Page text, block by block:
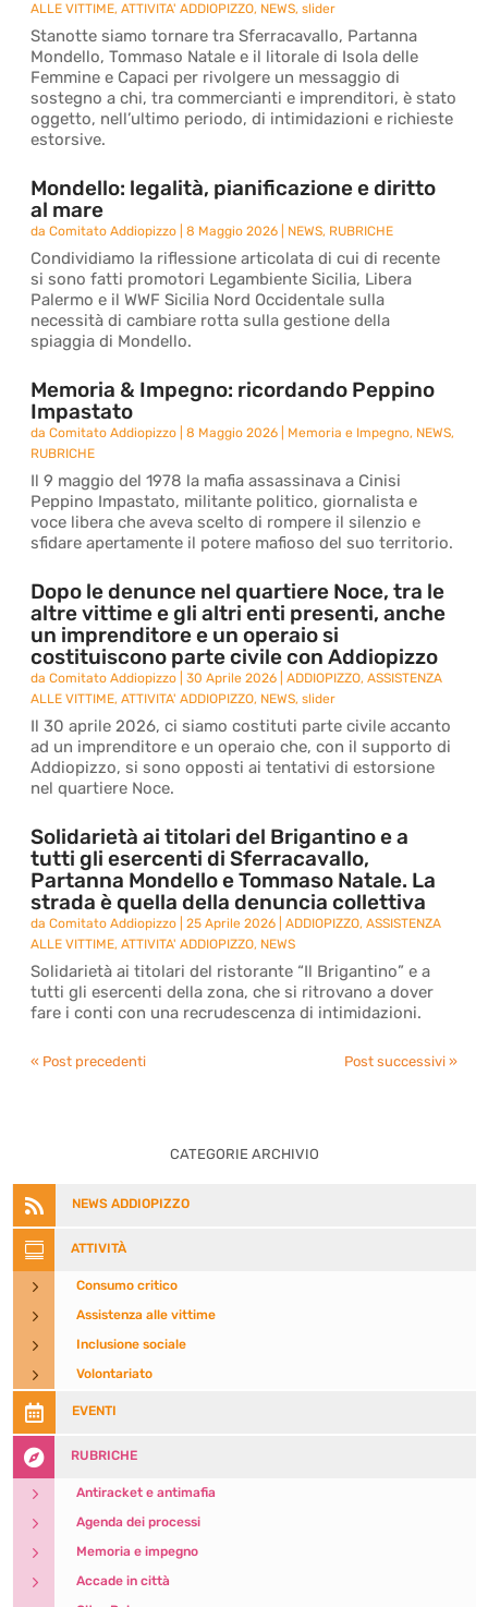
ALLE VITTIME,ATTIVITA' ADDIOPIZZO, NEWS,slider
Stanotte siamo tornare tra Sferracavallo, Partanna
Mondello, Tommaso Natale e il litorale di Isola delle
Femmine e Capaci per rivolgere un messaggio di
sostegno a chi, tra commercianti e imprenditori, è stato
oggetto, nell’ultimo periodo, di intimidazioni e richieste
estorsive.
Mondello: legalità, pianificazione e diritto
al mare
daComitato Addiopizzo |8 Maggio 2026 NEWS, RUBRICHE
Condividiamo la riflessione articolata di cui di recente
si sono fatti promotori Legambiente Sicilia, Libera
Palermo e il WWF Sicilia Nord Occidentale sulla
necessità di cambiare rotta sulla gestione della
spiaggia di Mondello.
Memoria & Impegno: ricordando Peppino
Impastato
daComitato Addiopizzo |8 Maggio 2026 Memoria e Impegno, NEWS,
RUBRICHE
Il 9 maggio del 1978 la mafia assassinava a Cinisi
Peppino Impastato, militante politico, giornalista e
voce libera che aveva scelto di rompere il silenzio e
sfidare apertamente il potere mafioso del suo territorio.
Dopo le denunce nel quartiere Noce, tra le
altre vittime e gli altri enti presenti, anche
un imprenditore e un operaio si
costituiscono parte civile con Addiopizzo
daComitato Addiopizzo |30 Aprile 2026 |ADDIOPIZZO,ASSISTENZA
ALLE VITTIME,ATTIVITA' ADDIOPIZZO, NEWS,slider
Il 30 aprile 2026, ci siamo costituti parte civile accanto
ad un imprenditore e un operaio che, con il supporto di
Addiopizzo, si sono opposti ai tentativi di estorsione
nel quartiere Noce.
Solidarietà ai titolari del Brigantino e a
tutti gli esercenti di Sferracavallo,
Partanna Mondello e Tommaso Natale. La
strada è quella della denuncia collettiva
daComitato Addiopizzo |25 Aprile 2026 |ADDIOPIZZO,ASSISTENZA
ALLE VITTIME,ATTIVITA' ADDIOPIZZO, NEWS
Solidarietà ai titolari del ristorante “Il Brigantino” e a
tutti gli esercenti della zona, che si ritrovano a dover
fare i conti con una recrudescenza di intimidazioni.
« Post precedenti Post successivi »
CATEGORIE ARCHIVIO
 NEWS ADDIOPIZZO
 ATTIVITÀ
5 Consumo critico
5 Assistenza alle vittime
5 Inclusione sociale
5 Volontariato
 EVENTI
 RUBRICHE
5 Antiracket e antimafia
5 Agenda dei processi
5 Memoria e impegno
5 Accade in città